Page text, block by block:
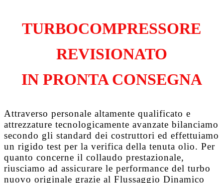
TURBOCOMPRESSORE
REVISIONATO
IN PRONTA CONSEGNA
Attraverso personale altamente qualificato e
attrezzature tecnologicamente avanzate bilanciamo
secondo gli standard dei costruttori ed effettuiamo
un rigido test per la verifica della tenuta olio. Per
quanto concerne il collaudo prestazionale,
riusciamo ad assicurare le performance del turbo
nuovo originale grazie al Flussaggio Dinamico